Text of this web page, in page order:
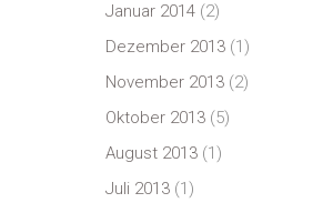
Januar 2014 (2)
Dezember 2013 (1)
November 2013 (2)
Oktober 2013 (5)
August 2013 (1)
Juli 2013 (1)